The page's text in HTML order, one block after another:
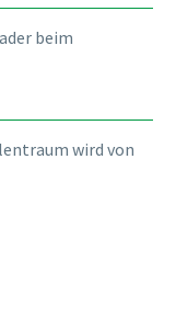
beim
wird von